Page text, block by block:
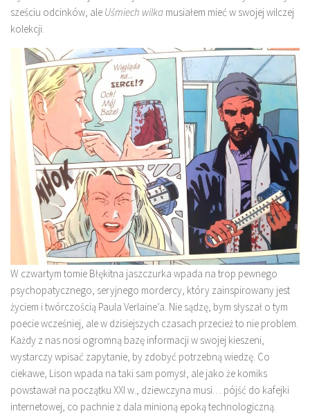
sześciu odcinków, ale Uśmiech wilka musiałem mieć w swojej wilczej
kolekcji.
W czwartym tomie Błękitna jaszczurka wpada na trop pewnego
psychopatycznego, seryjnego mordercy, który zainspirowany jest
życiem i twórczością Paula Verlaine’a. Nie sądzę, bym słyszał o tym
poecie wcześniej, ale w dzisiejszych czasach przecież to nie problem.
Każdy z nas nosi ogromną bazę informacji w swojej kieszeni,
wystarczy wpisać zapytanie, by zdobyć potrzebną wiedzę. Co
ciekawe, Lison wpada na taki sam pomysł, ale jako że komiks
powstawał na początku XXI w., dziewczyna musi… pójść do kafejki
internetowej, co pachnie z dala minioną epoką technologiczną.